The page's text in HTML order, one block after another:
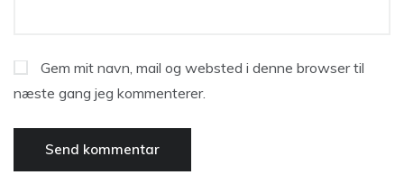
Gem mit navn, mail og websted i denne browser til
næste gang jeg kommenterer.